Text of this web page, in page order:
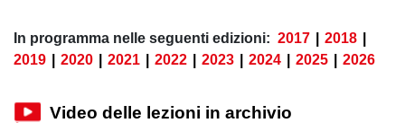
In programma nelle seguenti edizioni: 2017 2018
2019
2020 2021 2022 2023 2024 2025 2026
Video delle lezioni in archivio